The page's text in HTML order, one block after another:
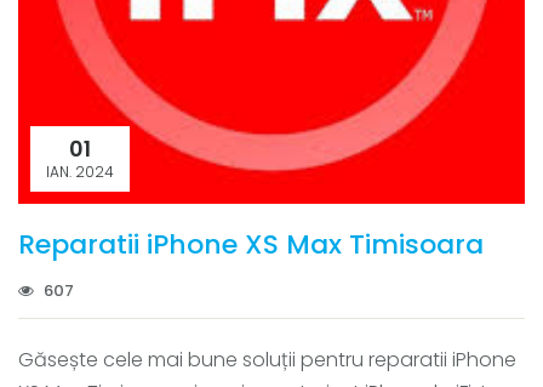
01
IAN. 2024
Reparatii iPhone XS Max Timisoara
607
Găsește cele mai bune soluții pentru reparatii iPhone